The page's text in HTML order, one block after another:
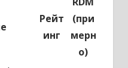
Рейт
инг
(при
мерн
о)